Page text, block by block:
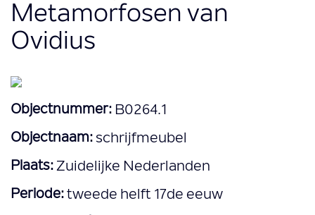
Metamorfosen van
Ovidius
Objectnummer: B0264.1
Objectnaam: schrijfmeubel
Plaats: Zuidelijke Nederlanden
Periode: tweede helft 17de eeuw